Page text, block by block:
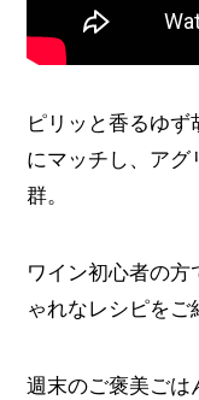
ピリッと香るゆ
にマッチし、アグ
群。
ワイン初心者の方
ゃれなレシピをご
週末のご褒美ごは